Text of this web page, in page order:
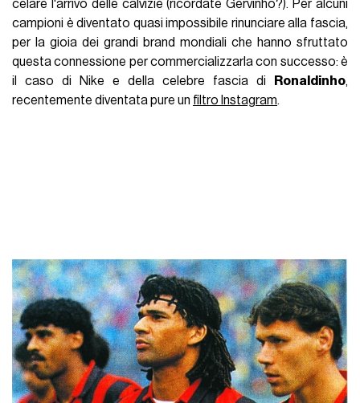
celare l'arrivo delle calvizie (ricordate Gervinho?). Per alcuni
campioni è diventato quasi impossibile rinunciare alla fascia,
per la gioia dei grandi brand mondiali che hanno sfruttato
questa connessione per commercializzarla con successo: è
il caso di Nike e della celebre fascia di
Ronaldinho,
recentemente diventata pure un filtro Instagram.